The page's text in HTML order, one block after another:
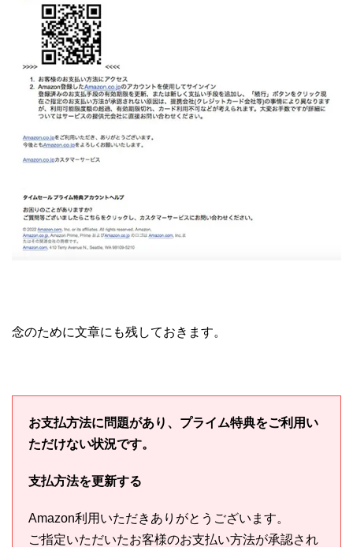
念のために文章にも残しておきます。
お支払方法に問題があり、プライム特典をご利用い
ただけない状況です。
支払方法を更新する
Amazon利用いただきありがとうございます。
ご指定いただいたお客様のお支払い方法が承認され